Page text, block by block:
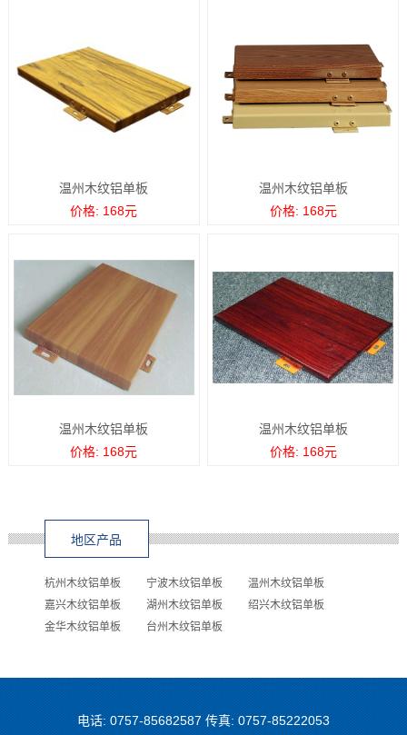
温州木纹铝单板
价格: 168元
温州木纹铝单板
价格: 168元
温州木纹铝单板
价格: 168元
温州木纹铝单板
价格: 168元
地区产品
杭州木纹铝单板 宁波木纹铝单板
温州木纹铝单板
嘉兴木纹铝单板
湖州木纹铝单板
绍兴木纹铝单板
金华木纹铝单板
台州木纹铝单板
电话: 0757-85682587 传真: 0757-85222053